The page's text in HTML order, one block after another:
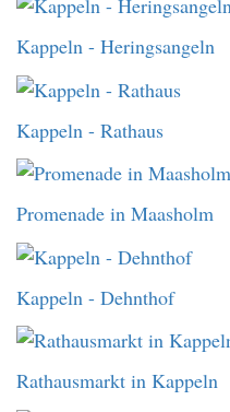
Kappeln - Heringsangeln
Kappeln - Rathaus
Promenade in Maasholm
Kappeln - Dehnthof
Rathausmarkt in Kappeln